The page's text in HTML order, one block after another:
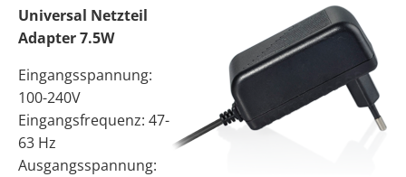
Universal Netzteil
Adapter 7.5W
Eingangsspannung:
100-240V
Eingangsfrequenz: 47-
63 Hz
Ausgangsspannung: